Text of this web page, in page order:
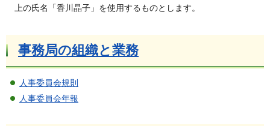
上の氏名「香川晶子」を使用するものとします。
事務局の組織と業務
人事委員会規則
人事委員会年報